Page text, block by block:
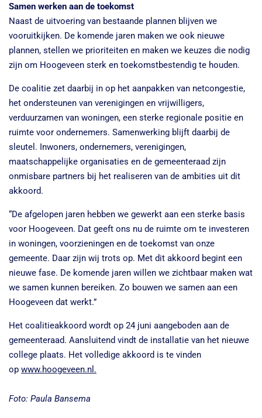
Samen werken aan de toekomst
Naast de uitvoering van bestaande plannen blijven we
vooruitkijken. De komende jaren maken we ook nieuwe
plannen, stellen we prioriteiten en maken we keuzes die nodig
zijn om Hoogeveen sterk en toekomstbestendig te houden.
De coalitie zet daarbij in op het aanpakken van netcongestie,
het ondersteunen van verenigingen en vrijwilligers,
verduurzamen van woningen, een sterke regionale positie en
ruimte voor ondernemers. Samenwerking blijft daarbij de
sleutel. Inwoners, ondernemers, verenigingen,
maatschappelijke organisaties en de gemeenteraad zijn
onmisbare partners bij het realiseren van de ambities uit dit
akkoord.
“De afgelopen jaren hebben we gewerkt aan een sterke basis
voor Hoogeveen. Dat geeft ons nu de ruimte om te investeren
in woningen, voorzieningen en de toekomst van onze
gemeente. Daar zijn wij trots op. Met dit akkoord begint een
nieuwe fase. De komende jaren willen we zichtbaar maken wat
we samen kunnen bereiken. Zo bouwen we samen aan een
Hoogeveen dat werkt.”
Het coalitieakkoord wordt op 24 juni aangeboden aan de
gemeenteraad. Aansluitend vindt de installatie van het nieuwe
college plaats. Het volledige akkoord is te vinden
op www.hoogeveen.nl.
Foto: Paula Bansema